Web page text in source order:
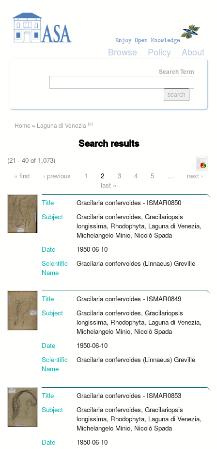
Browse Policy About
Search Term
You are here
Home » Laguna di Venezia (x)
Search results
(21 - 40 of 1,073)
Pages
« first ‹ previous 1 2 3 4 5 …
next ›
last »
Title
Gracilaria confervoides - ISMAR0850
Subject
Gracilaria confervoides, Gracilariopsis
longissima, Rhodophyta, Laguna di Venezia,
Michelangelo Minio, Nicolò Spada
Date
1950-06-10
Scientific
Name
Gracilaria confervoides (Linnaeus) Greville
Title
Gracilaria confervoides - ISMAR0849
Subject
Gracilaria confervoides, Gracilariopsis
longissima, Rhodophyta, Laguna di Venezia,
Michelangelo Minio, Nicolò Spada
Date
1950-06-10
Scientific
Name
Gracilaria confervoides (Linnaeus) Greville
Title
Gracilaria confervoides - ISMAR0853
Subject
Gracilaria confervoides, Gracilariopsis
longissima, Rhodophyta, Laguna di Venezia,
Michelangelo Minio, Nicolò Spada
Date
1950-06-10